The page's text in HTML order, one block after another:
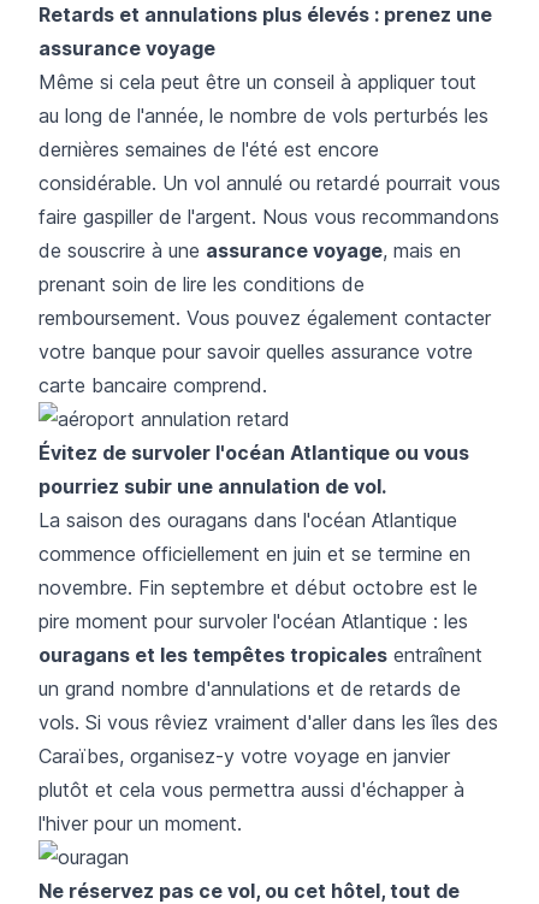
Retards et annulations plus élevés : prenez une
assurance voyage
Même si cela peut être un conseil à appliquer tout
au long de l'année, le nombre de vols perturbés les
dernières semaines de l'été est encore
considérable. Un vol annulé ou retardé pourrait vous
faire gaspiller de l'argent. Nous vous recommandons
de souscrire à une assurance voyage, mais en
prenant soin de lire les conditions de
remboursement. Vous pouvez également contacter
votre banque pour savoir quelles assurance votre
carte bancaire comprend.
Évitez de survoler l'océan Atlantique ou vous
pourriez subir une annulation de vol.
La saison des ouragans dans l'océan Atlantique
commence officiellement en juin et se termine en
novembre. Fin septembre et début octobre est le
pire moment pour survoler l'océan Atlantique : les
ouragans et les tempêtes tropicales entraînent
un grand nombre d'annulations et de retards de
vols. Si vous rêviez vraiment d'aller dans les îles des
Caraïbes, organisez-y votre voyage en janvier
plutôt et cela vous permettra aussi d'échapper à
l'hiver pour un moment.
Ne réservez pas ce vol, ou cet hôtel, tout de